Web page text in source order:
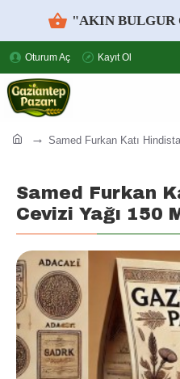
"AKIN BULGUR
Oturum Aç Kayıt Ol
Samed Furkan Katı
Samed Furkan
Cevizi Yağı 150